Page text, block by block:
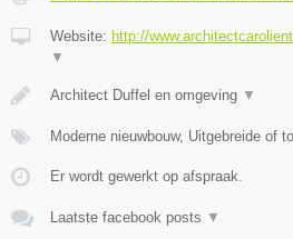
Website: http://
▼
Architect Duffel en omgeving ▼
Moderne nieuwbouw, Uitgebreide of
Er wordt gewerkt op afspraak.
Laatste facebook posts ▼